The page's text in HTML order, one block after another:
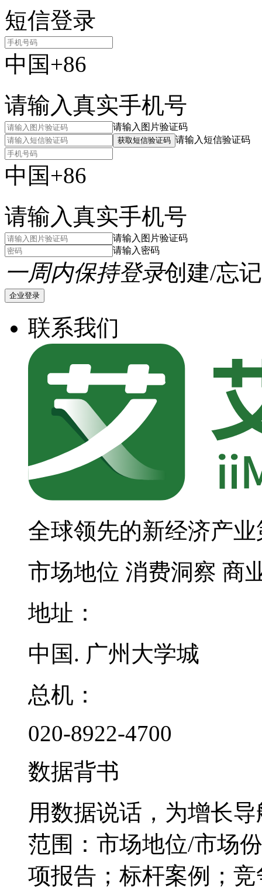
短信登录
中国+86
请输入真实手机号
请输入图片验证码
获取短信验证码 请输入短信验证码
中国+86
请输入真实手机号
请输入图片验证码
请输入密码
一周内保持登录创建/忘
企业登录
联系我们
全球领先的新经济产
市场地位 消费洞察 商
地址：
中国. 广州大学城
总机：
020-8922-4700
数据背书
用数据说话，为增长导
范围：市场地位/市场
项报告；标杆案例；